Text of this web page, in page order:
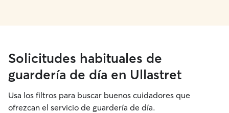
Solicitudes habituales de
guardería de día en Ullastret
Usa los filtros para buscar buenos cuidadores que
ofrezcan el servicio de guardería de día.